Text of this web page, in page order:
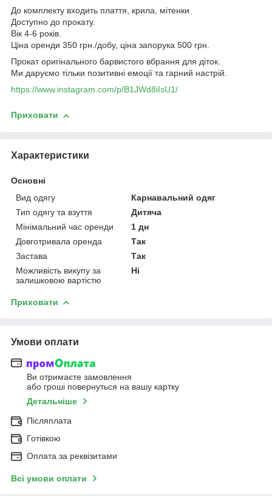
До комплекту входить плаття, крила, мітенки
Доступно до прокату.
Вік 4-6 років.
Ціна оренди 350 грн./добу, ціна запорука 500 грн.
Прокат оригінального барвистого вбрання для діток.
Ми даруємо тільки позитивні емоції та гарний настрій.
https://www.instagram.com/p/B1JWd8iIsU1/
Приховати
Характеристики
Основні
Вид одягу
Карнавальний одяг
Тип одягу та взуття
Дитяча
Мінімальний час оренди
1 дн
Довготривала оренда
Так
Застава
Так
Можливість викупу за
залишковою вартістю
Ні
Приховати
Умови оплати
Ви отримаєте замовлення
або гроші повернуться на вашу картку
Детальніше
Післяплата
Готівкою
Оплата за реквізитами
Всі умови оплати